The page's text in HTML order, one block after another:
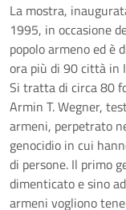
La mostra,
1995, in occasione
popolo armeno ed è
ora più di 90 città in
Si tratta di circa 80
Armin T. Wegner,
armeni, perpetrato
genocidio in cui
di persone. Il primo
dimenticato e sino
armeni vogliono